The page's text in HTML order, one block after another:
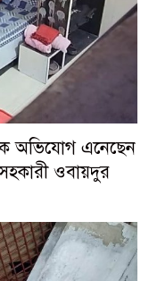
অভিযোগ এনেছেন
ওবায়দুর